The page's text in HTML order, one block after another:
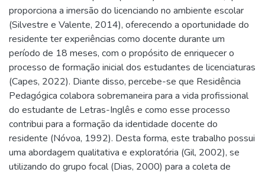
proporciona a imersão do licenciando no ambiente escolar
(Silvestre e Valente, 2014), oferecendo a oportunidade do
residente ter experiências como docente durante um
período de 18 meses, com o propósito de enriquecer o
processo de formação inicial dos estudantes de licenciaturas
(Capes, 2022). Diante disso, percebe-se que Residência
Pedagógica colabora sobremaneira para a vida profissional
do estudante de Letras-Inglês e como esse processo
contribui para a formação da identidade docente do
residente (Nóvoa, 1992). Desta forma, este trabalho possui
uma abordagem qualitativa e exploratória (Gil, 2002), se
utilizando do grupo focal (Dias, 2000) para a coleta de